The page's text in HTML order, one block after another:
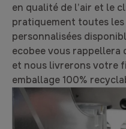
en qualité de l’air et le
pratiquement toutes
personnalisées
ecobee vous
et nous livrerons votre
emballage 100%